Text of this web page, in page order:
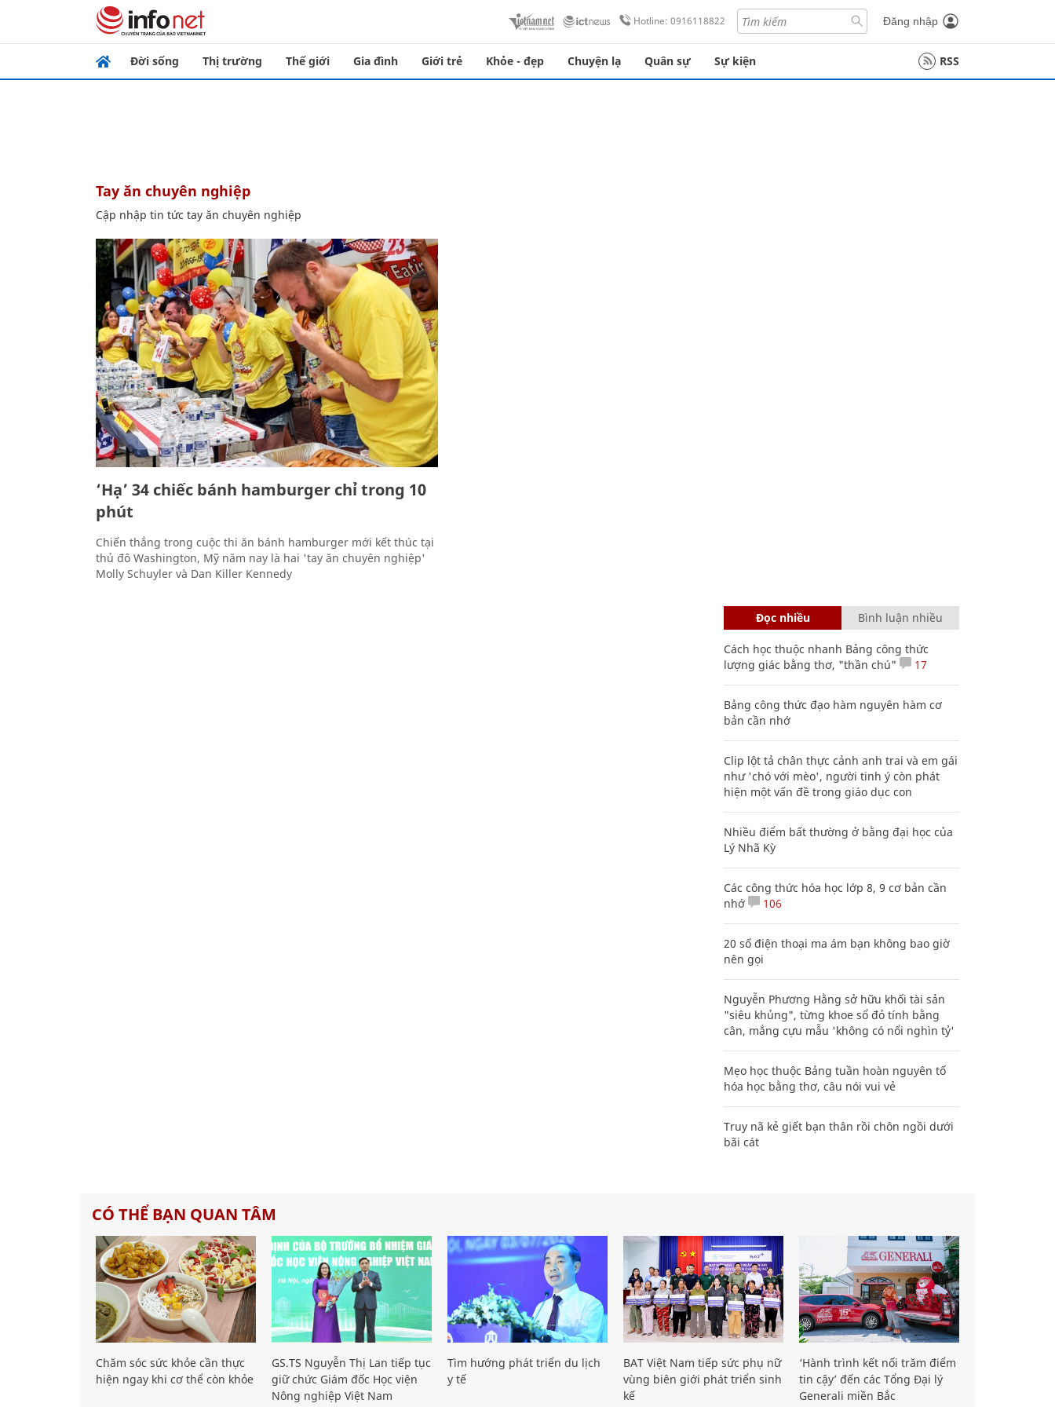
Hotline: 0916118822 Đăng nhập
Đời sống Thị trường Thế giới Gia đình Giới trẻ Khỏe - đẹp Chuyện lạ Quân sự Sự kiện RSS
tay ăn chuyên nghiệp
Cập nhập tin tức tay ăn chuyên nghiệp
‘Hạ’ 34 chiếc bánh hamburger chỉ trong 10
phút
Chiến thắng trong cuộc thi ăn bánh hamburger mới kết thúc tại
thủ đô Washington, Mỹ năm nay là hai 'tay ăn chuyên nghiệp'
Molly Schuyler và Dan Killer Kennedy
Đọc nhiều Bình luận nhiều
Cách học thuộc nhanh Bảng công thức
lượng giác bằng thơ, "thần chú"
17
Bảng công thức đạo hàm nguyên hàm cơ
bản cần nhớ
Clip lột tả chân thực cảnh anh trai và em gái
như 'chó với mèo', người tinh ý còn phát
hiện một vấn đề trong giáo dục con
Nhiều điểm bất thường ở bằng đại học của
Lý Nhã Kỳ
Các công thức hóa học lớp 8, 9 cơ bản cần
nhớ
106
20 số điện thoại ma ám bạn không bao giờ
nên gọi
Nguyễn Phương Hằng sở hữu khối tài sản
"siêu khủng", từng khoe sổ đỏ tính bằng
cân, mắng cựu mẫu 'không có nổi nghìn tỷ'
Mẹo học thuộc Bảng tuần hoàn nguyên tố
hóa học bằng thơ, câu nói vui vẻ
Truy nã kẻ giết bạn thân rồi chôn ngồi dưới
bãi cát
CÓ THỂ BẠN QUAN TÂM
Chăm sóc sức khỏe cần thực
hiện ngay khi cơ thể còn khỏe
GS.TS Nguyễn Thị Lan tiếp tục
giữ chức Giám đốc Học viện
Nông nghiệp Việt Nam
Tìm hướng phát triển du lịch
y tế
BAT Việt Nam tiếp sức phụ nữ
vùng biên giới phát triển sinh
kế
‘Hành trình kết nối trăm điểm
tin cậy’ đến các Tổng Đại lý
Generali miền Bắc